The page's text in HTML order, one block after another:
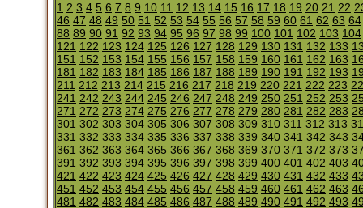
1 2 3 4 5 6 7 8 9 10 11 12 13 14 15 16 17 18 19 20 21 22
46 47 48 49 50 51 52 53 54 55 56 57 58 59 60 61 62 63 64
88 89 90 91 92 93 94 95 96 97 98 99 100 101 102 103 104
121 122 123 124 125 126 127 128 129 130 131 132 133
151 152 153 154 155 156 157 158 159 160 161 162 163
181 182 183 184 185 186 187 188 189 190 191 192 193
211 212 213 214 215 216 217 218 219 220 221 222 223
241 242 243 244 245 246 247 248 249 250 251 252 253
271 272 273 274 275 276 277 278 279 280 281 282 283
301 302 303 304 305 306 307 308 309 310 311 312 313
331 332 333 334 335 336 337 338 339 340 341 342 343
361 362 363 364 365 366 367 368 369 370 371 372 373
391 392 393 394 395 396 397 398 399 400 401 402 403
421 422 423 424 425 426 427 428 429 430 431 432 433
451 452 453 454 455 456 457 458 459 460 461 462 463
481 482 483 484 485 486 487 488 489 490 491 492 493